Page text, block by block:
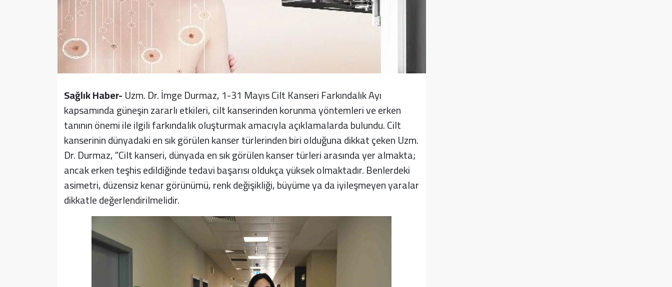
Sağlık Haber-Uzm. Dr. İmge Durmaz, 1-31 Mayıs Cilt Kanseri Farkındalık Ayı
kapsamında güneşin zararlı etkileri, cilt kanserinden korunma yöntemleri ve erken
tanının önemi ile ilgili farkındalık oluşturmak amacıyla açıklamalarda bulundu. Cilt
kanserinin dünyadaki en sık görülen kanser türlerinden biri olduğuna dikkat çeken Uzm.
Dr. Durmaz, "Cilt kanseri, dünyada en sık görülen kanser türleri arasında yer almakta;
ancak erken teşhis edildiğinde tedavi başarısı oldukça yüksek olmaktadır. Benlerdeki
asimetri, düzensiz kenar görünümü, renk değişikliği, büyüme ya da iyileşmeyen yaralar
dikkatle değerlendirilmelidir.